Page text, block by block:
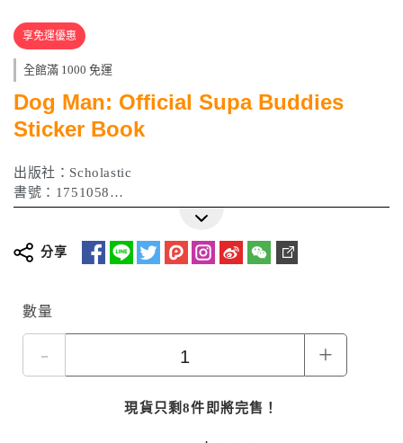
享免運優惠
全館滿 1000 免運
Dog Man: Official Supa Buddies
Sticker Book
出版社：Scholastic
書號：1751058
ISBN：9798225037024
出版日期：2025 年 11 月
分享
數量
- +
現貨只剩8件即將完售！